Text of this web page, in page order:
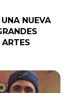
NUEVA